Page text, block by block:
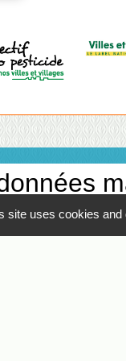
La Planche
Mairie
site uses cookies